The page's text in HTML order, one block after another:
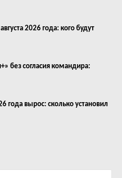
2026 года: кого будут
без согласия командира:
года вырос: сколько установил